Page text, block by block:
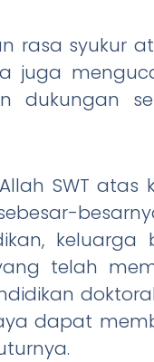
rasa syukur
juga
dukungan
SWT atas
keluarga
telah
dapat